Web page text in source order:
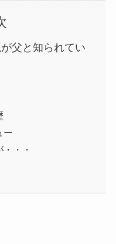
父と知られてい
ー
・・